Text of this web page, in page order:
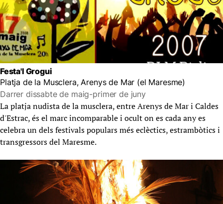
Festa'l Grogui
Platja de la Musclera, Arenys de Mar (el Maresme)
Darrer dissabte de maig-primer de juny
La platja nudista de la musclera, entre Arenys de Mar i Caldes
d'Estrac, és el marc incomparable i ocult on es cada any es
celebra un dels festivals populars més eclèctics, estrambòtics i
transgressors del Maresme.